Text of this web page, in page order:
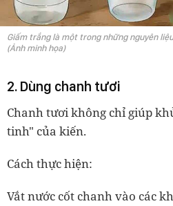
Giấm trắng là một trong những nguyên
(Ảnh minh họa)
2. Dùng chanh tươi
Chanh tươi không chỉ giúp
tinh" của kiến.
Cách thực hiện:
Vắt nước cốt chanh vào các